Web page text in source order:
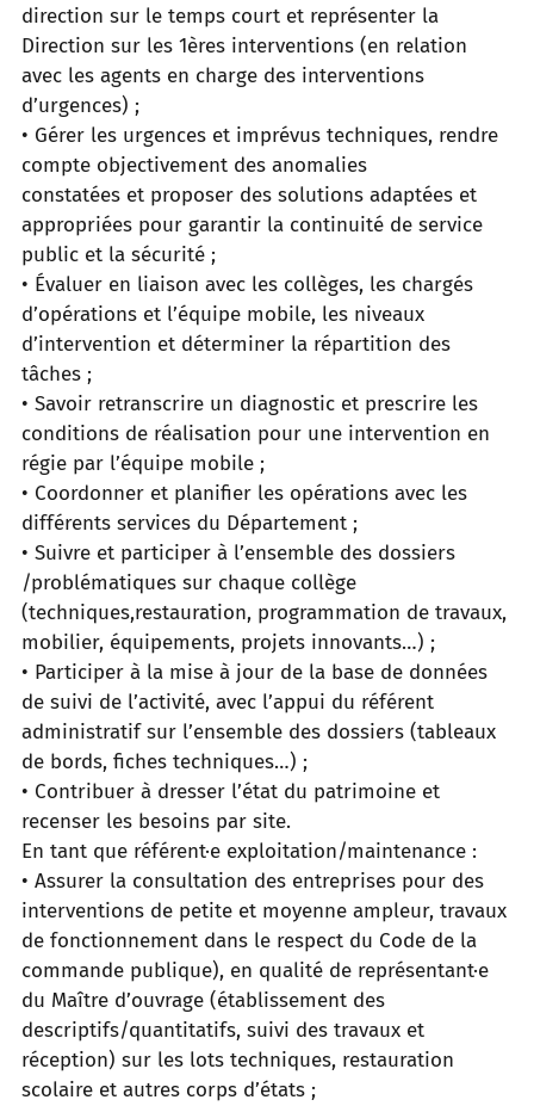
direction sur le temps court et représenter la
Direction sur les 1ères interventions (en relation
avec les agents en charge des interventions
d’urgences) ;
• Gérer les urgences et imprévus techniques, rendre
compte objectivement des anomalies
constatées et proposer des solutions adaptées et
appropriées pour garantir la continuité de service
public et la sécurité ;
• Évaluer en liaison avec les collèges, les chargés
d’opérations et l’équipe mobile, les niveaux
d’intervention et déterminer la répartition des
tâches ;
• Savoir retranscrire un diagnostic et prescrire les
conditions de réalisation pour une intervention en
régie par l’équipe mobile ;
• Coordonner et planifier les opérations avec les
différents services du Département ;
• Suivre et participer à l’ensemble des dossiers
/problématiques sur chaque collège
(techniques,restauration, programmation de travaux,
mobilier, équipements, projets innovants…) ;
• Participer à la mise à jour de la base de données
de suivi de l’activité, avec l’appui du référent
administratif sur l’ensemble des dossiers (tableaux
de bords, fiches techniques…) ;
• Contribuer à dresser l’état du patrimoine et
recenser les besoins par site.
En tant que référent·e exploitation/maintenance :
• Assurer la consultation des entreprises pour des
interventions de petite et moyenne ampleur, travaux
de fonctionnement dans le respect du Code de la
commande publique), en qualité de représentant·e
du Maître d’ouvrage (établissement des
descriptifs/quantitatifs, suivi des travaux et
réception) sur les lots techniques, restauration
scolaire et autres corps d’états ;